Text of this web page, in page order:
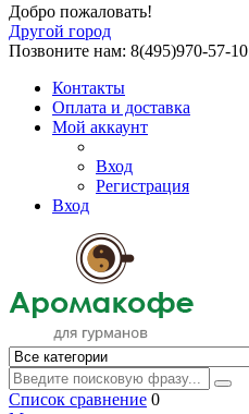
Добро пожаловать!
Другой город
Позвоните нам: 8(495)970-57-10
Контакты
Оплата и доставка
Мой аккаунт
Вход
Регистрация
Вход
Список сравнение 0